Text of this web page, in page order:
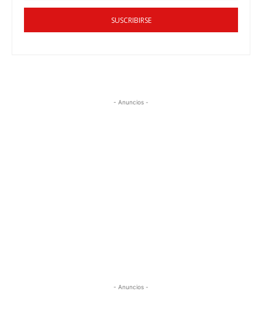
SUSCRIBIRSE
- Anuncios -
- Anuncios -